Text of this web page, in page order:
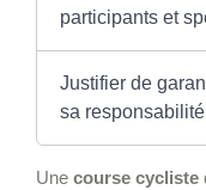
participants et
Justifier de
sa
Une course cycliste